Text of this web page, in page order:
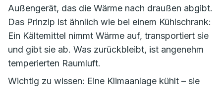
Außengerät, das die Wärme nach draußen abgibt.
Das Prinzip ist ähnlich wie bei einem Kühlschrank:
Ein Kältemittel nimmt Wärme auf, transportiert sie
und gibt sie ab. Was zurückbleibt, ist angenehm
temperierten Raumluft.
Wichtig zu wissen: Eine Klimaanlage kühlt – sie